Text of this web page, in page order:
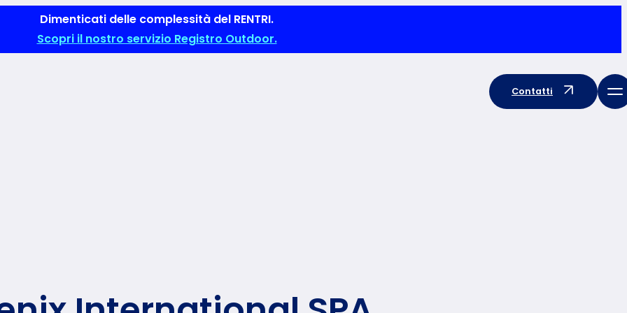
Dimenticati delle complessità del RENTRI.
Scopri il nostro servizio Registro Outdoor.
Contatti